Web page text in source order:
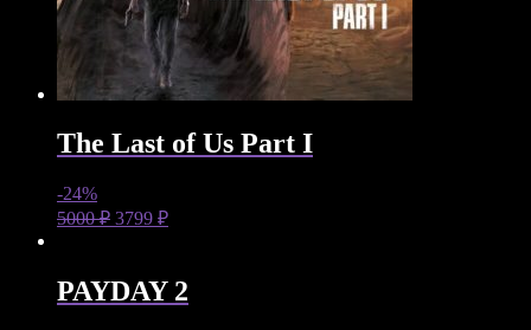
The Last of Us Part I
-24%
5000₽ 3799 ₽
PAYDAY 2